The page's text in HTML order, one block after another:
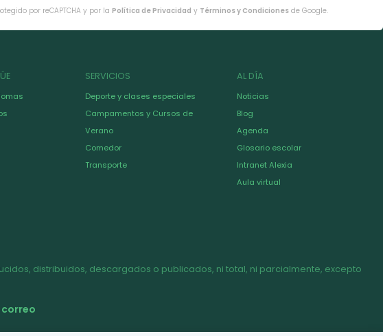
por reCAPTCHA y por la Política de Privacidad y Términos y Condiciones de Google.
SERVICIOS
Deporte y clases especiales
Campamentos y Cursos de
Verano
Comedor
Transporte
AL DÍA
Noticias
Blog
Agenda
Glosario escolar
Intranet Alexia
Aula virtual
distribuidos, descargados o publicados, ni total, ni parcialmente, excepto